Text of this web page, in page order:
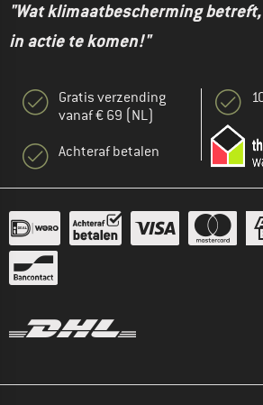
"Wat klimaatbescherming
in actie te komen!"
Gratis verzending
vanaf € 69 (NL)
Achteraf betalen